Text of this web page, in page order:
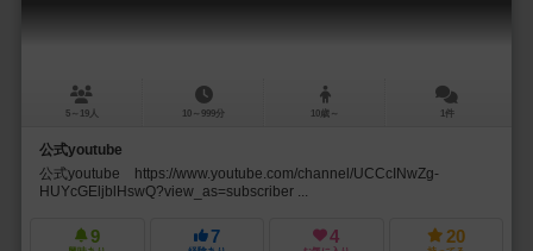
5～19人 10～999分 10歳～ 1件
公式youtube
公式youtube https://www.youtube.com/channel/UCCcINwZg-
HUYcGEljblHswQ?view_as=subscriber ...
9 7 4 20